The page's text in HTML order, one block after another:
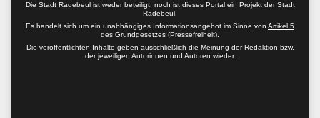
Die Stadt Radebeul ist weder beteiligt, noch ist dieses Portal ein Projekt der Stadt
Radebeul.
Es handelt sich um ein unabhängiges Informationsangebot im Sinne von Artikel 5
des Grundgesetzes (Pressefreiheit).
Die veröffentlichten Inhalte geben ausschließlich die Meinung der Redaktion bzw.
der jeweiligen Autorinnen und Autoren wieder.